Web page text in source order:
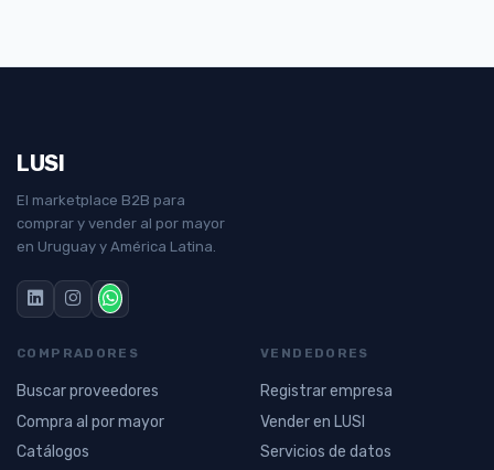
LUSI
El marketplace B2B para
comprar y vender al por mayor
en Uruguay y América Latina.
COMPRADORES
Buscar proveedores
Compra al por mayor
Catálogos
VENDEDORES
Registrar empresa
Vender en LUSI
Servicios de datos